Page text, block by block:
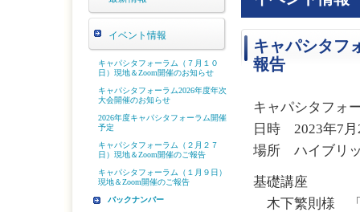
キャパシタフ
報告
キャパシタフォ
日時 2023年7
場所 ハイブリ
基礎講座
木下繁則様
イベント情報
キャパシタフォーラム（７月１０
日）現地＆Zoom開催のお知らせ
キャパシタフォーラム2026年度年次
大会開催のお知らせ
2026年度キャパシタフォーラム開催
予定
キャパシタフォーラム（２月２７
日）現地＆Zoom開催のご報告
キャパシタフォーラム（１月９日）
現地＆Zoom開催のご報告
バックナンバー